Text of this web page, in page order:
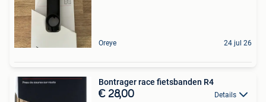
Oreye 24 jul 26
Bontrager race fietsbanden R4
€ 28,00 Details